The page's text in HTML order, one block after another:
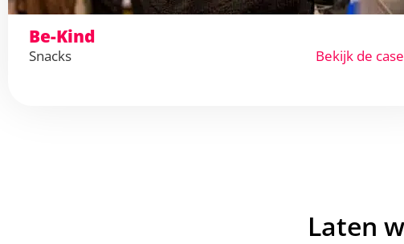
Be-Kind
Snacks Bekijk de case
Laten